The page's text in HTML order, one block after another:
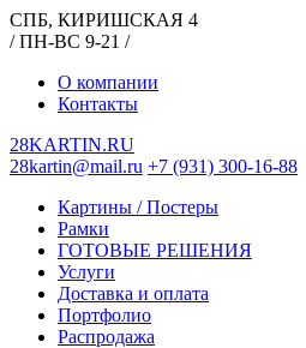
СПБ, КИРИШСКАЯ 4
/ ПН-ВС 9-21 /
О компании
Контакты
28KARTIN.RU
28kartin@mail.ru +7 (931) 300-16-88
Картины / Постеры
Рамки
ГОТОВЫЕ РЕШЕНИЯ
Услуги
Доставка и оплата
Портфолио
Распродажа